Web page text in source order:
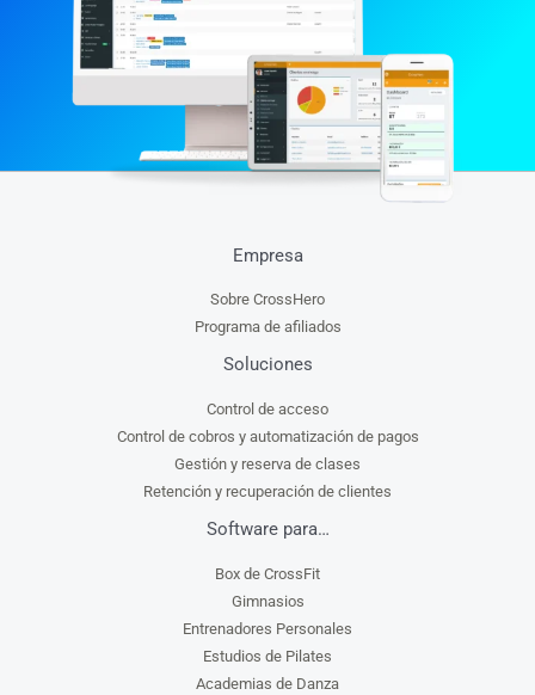
Empresa
Sobre CrossHero
Programa de afiliados
Soluciones
Control de acceso
Control de cobros y automatización de pagos
Gestión y reserva de clases
Retención y recuperación de clientes
Software para…
Box de CrossFit
Gimnasios
Entrenadores Personales
Estudios de Pilates
Academias de Danza